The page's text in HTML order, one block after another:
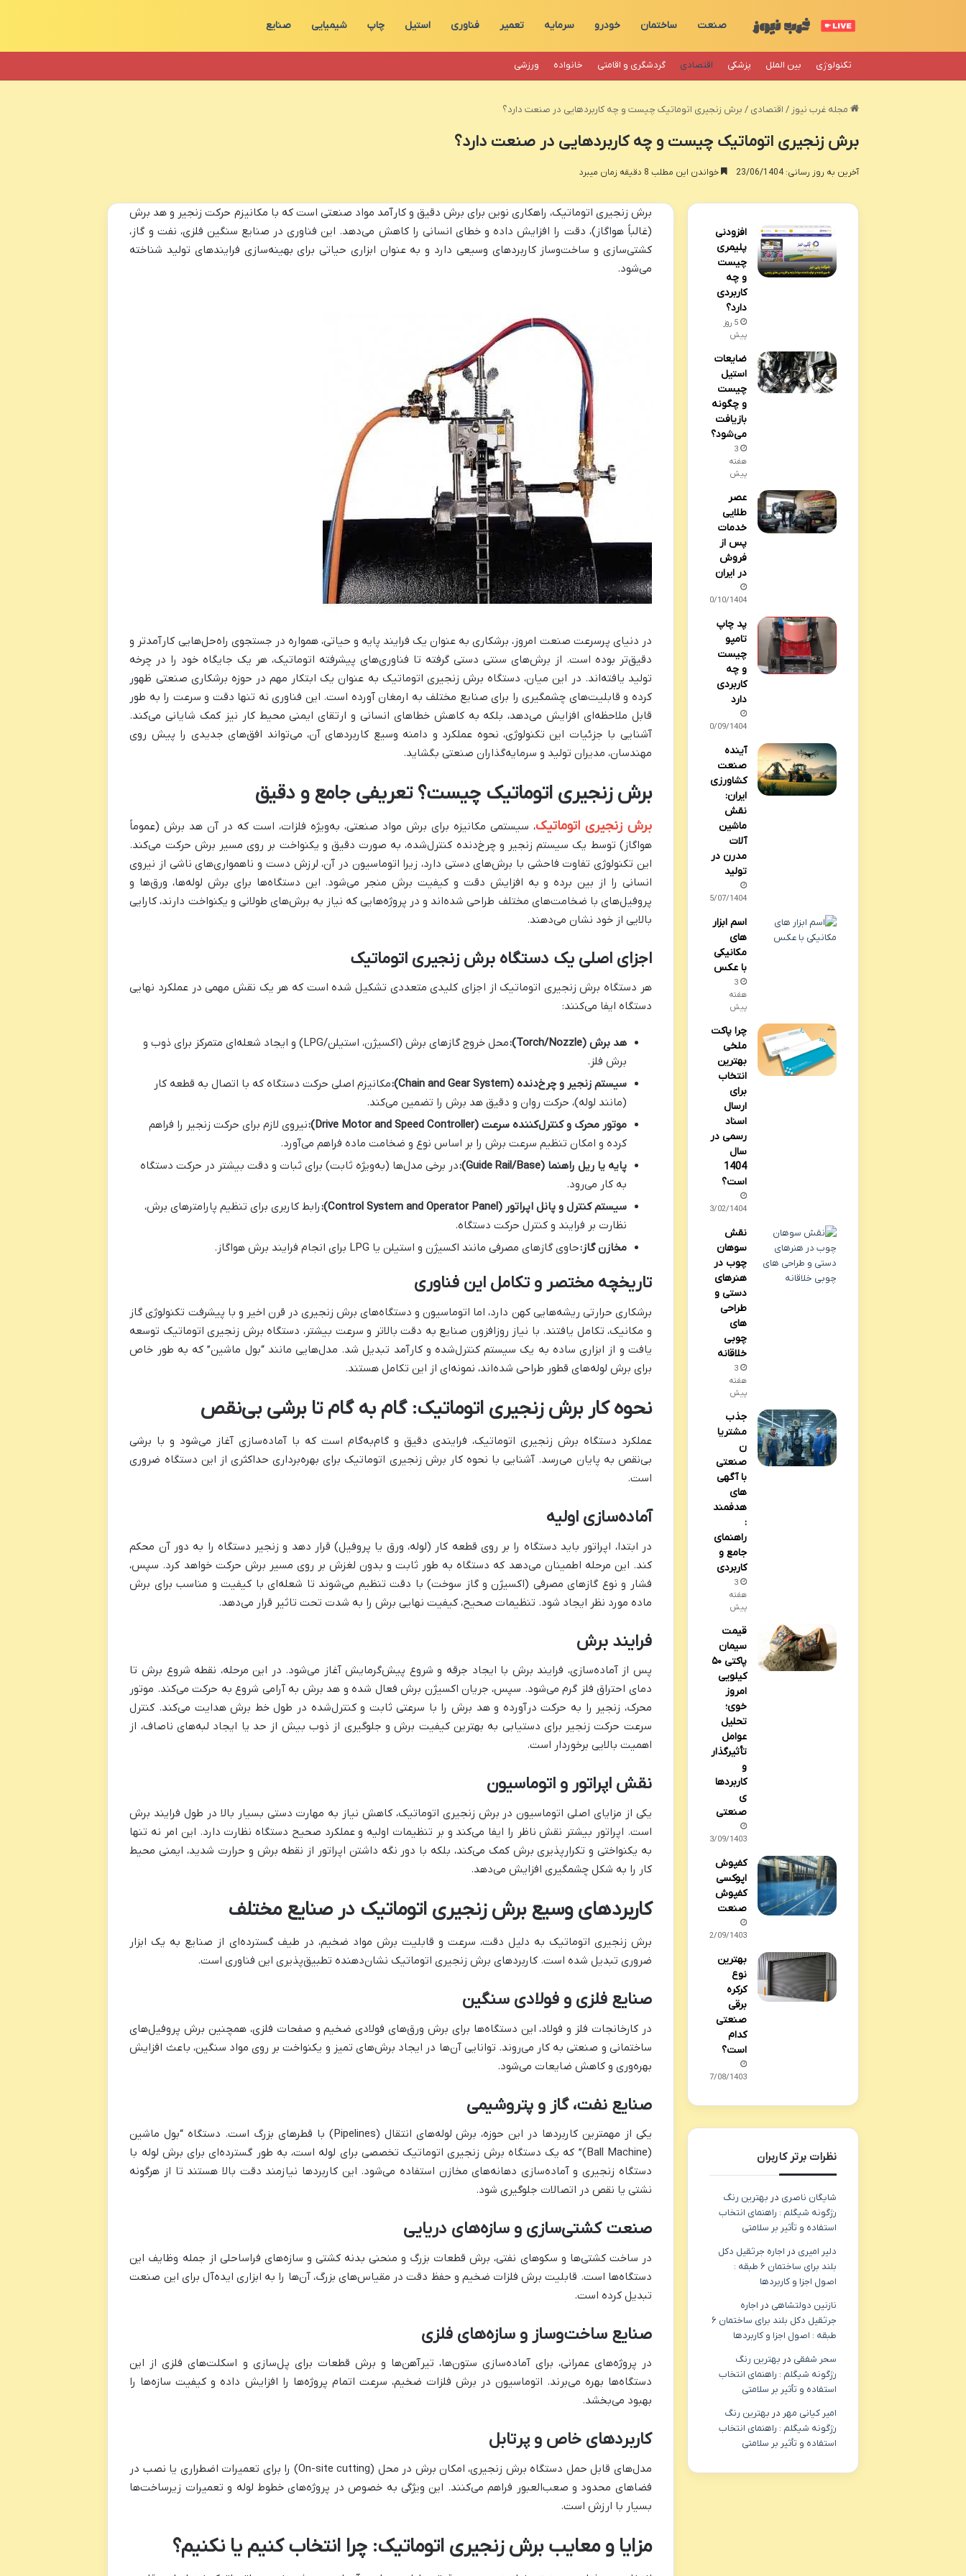
صنعت ساختمان خودرو سرمایه تعمیر فناوری استیل چاپ شیمیایی صنایع
تکنولوژی بین الملل پزشکی اقتصادی گردشگری و اقامتی خانواده ورزشی
مجله غرب نیوز / اقتصادی / برش زنجیری اتوماتیک چیست و چه کاربردهایی در صنعت دارد؟
برش زنجیری اتوماتیک چیست و چه کاربردهایی در صنعت دارد؟
آخرین به روز رسانی: 23/06/1404 خواندن این مطلب 8 دقیقه زمان میبرد
برش زنجیری اتوماتیک، راهکاری نوین برای برش دقیق و کارآمد مواد صنعتی است که با مکانیزم حرکت زنجیر و هد برش
(غالباً هواگاز)، دقت را افزایش داده و خطای انسانی را کاهش می‌دهد. این فناوری در صنایع سنگین فلزی، نفت و گاز،
کشتی‌سازی و ساخت‌وساز کاربردهای وسیعی دارد و به عنوان ابزاری حیاتی برای بهینه‌سازی فرایندهای تولید شناخته
می‌شود.
در دنیای پرسرعت صنعت امروز، برشکاری به عنوان یک فرایند پایه و حیاتی، همواره در جستجوی راه‌حل‌هایی کارآمدتر و
دقیق‌تر بوده است. از برش‌های سنتی دستی گرفته تا فناوری‌های پیشرفته اتوماتیک، هر یک جایگاه خود را در چرخه
تولید یافته‌اند. در این میان، دستگاه برش زنجیری اتوماتیک به عنوان یک ابتکار مهم در حوزه برشکاری صنعتی ظهور
کرده و قابلیت‌های چشمگیری را برای صنایع مختلف به ارمغان آورده است. این فناوری نه تنها دقت و سرعت را به طور
قابل ملاحظه‌ای افزایش می‌دهد، بلکه به کاهش خطاهای انسانی و ارتقای ایمنی محیط کار نیز کمک شایانی می‌کند.
آشنایی با جزئیات این تکنولوژی، نحوه عملکرد و دامنه وسیع کاربردهای آن، می‌تواند افق‌های جدیدی را پیش روی
مهندسان، مدیران تولید و سرمایه‌گذاران صنعتی بگشاید.
برش زنجیری اتوماتیک چیست؟ تعریفی جامع و دقیق
برش زنجیری اتوماتیک، سیستمی مکانیزه برای برش مواد صنعتی، به‌ویژه فلزات، است که در آن هد برش (عموماً
هواگاز) توسط یک سیستم زنجیر و چرخ‌دنده کنترل‌شده، به صورت دقیق و یکنواخت بر روی مسیر برش حرکت می‌کند.
این تکنولوژی تفاوت فاحشی با برش‌های دستی دارد، زیرا اتوماسیون در آن، لرزش دست و ناهمواری‌های ناشی از نیروی
انسانی را از بین برده و به افزایش دقت و کیفیت برش منجر می‌شود. این دستگاه‌ها برای برش لوله‌ها، ورق‌ها و
پروفیل‌های با ضخامت‌های مختلف طراحی شده‌اند و در پروژه‌هایی که نیاز به برش‌های طولانی و یکنواخت دارند، کارایی
بالایی از خود نشان می‌دهند.
اجزای اصلی یک دستگاه برش زنجیری اتوماتیک
هر دستگاه برش زنجیری اتوماتیک از اجزای کلیدی متعددی تشکیل شده است که هر یک نقش مهمی در عملکرد نهایی
دستگاه ایفا می‌کنند:
هد برش (Torch/Nozzle):
محل خروج گازهای برش (اکسیژن، استیلن/LPG) و ایجاد شعله‌ای متمرکز برای ذوب و
برش فلز.
سیستم زنجیر و چرخ‌دنده (Chain and Gear System):
مکانیزم اصلی حرکت دستگاه که با اتصال به قطعه کار
(مانند لوله)، حرکت روان و دقیق هد برش را تضمین می‌کند.
موتور محرک و کنترل‌کننده سرعت (Drive Motor and Speed Controller):
نیروی لازم برای حرکت زنجیر را فراهم
کرده و امکان تنظیم سرعت برش را بر اساس نوع و ضخامت ماده فراهم می‌آورد.
پایه یا ریل راهنما (Guide Rail/Base):
در برخی مدل‌ها (به‌ویژه ثابت) برای ثبات و دقت بیشتر در حرکت دستگاه
به کار می‌رود.
سیستم کنترل و پانل اپراتور (Control System and Operator Panel):
رابط کاربری برای تنظیم پارامترهای برش،
نظارت بر فرایند و کنترل حرکت دستگاه.
مخازن گاز:حاوی گازهای مصرفی مانند اکسیژن و استیلن یا LPG برای انجام فرایند برش هواگاز.
تاریخچه مختصر و تکامل این فناوری
برشکاری حرارتی ریشه‌هایی کهن دارد، اما اتوماسیون و دستگاه‌های برش زنجیری در قرن اخیر و با پیشرفت تکنولوژی گاز
و مکانیک، تکامل یافتند. با نیاز روزافزون صنایع به دقت بالاتر و سرعت بیشتر، دستگاه برش زنجیری اتوماتیک توسعه
یافت و از ابزاری ساده به یک سیستم کنترل‌شده و کارآمد تبدیل شد. مدل‌هایی مانند “بول ماشین” که به طور خاص
برای برش لوله‌های قطور طراحی شده‌اند، نمونه‌ای از این تکامل هستند.
نحوه کار برش زنجیری اتوماتیک: گام به گام تا برشی بی‌نقص
عملکرد دستگاه برش زنجیری اتوماتیک، فرایندی دقیق و گام‌به‌گام است که با آماده‌سازی آغاز می‌شود و با برشی
بی‌نقص به پایان می‌رسد. آشنایی با نحوه کار برش زنجیری اتوماتیک برای بهره‌برداری حداکثری از این دستگاه ضروری
است.
آماده‌سازی اولیه
در ابتدا، اپراتور باید دستگاه را بر روی قطعه کار (لوله، ورق یا پروفیل) قرار دهد و زنجیر دستگاه را به دور آن محکم
کند. این مرحله اطمینان می‌دهد که دستگاه به طور ثابت و بدون لغزش بر روی مسیر برش حرکت خواهد کرد. سپس،
فشار و نوع گازهای مصرفی (اکسیژن و گاز سوخت) با دقت تنظیم می‌شوند تا شعله‌ای با کیفیت و مناسب برای برش
ماده مورد نظر ایجاد شود. تنظیمات صحیح، کیفیت نهایی برش را به شدت تحت تاثیر قرار می‌دهد.
فرایند برش
پس از آماده‌سازی، فرایند برش با ایجاد جرقه و شروع پیش‌گرمایش آغاز می‌شود. در این مرحله، نقطه شروع برش تا
دمای احتراق فلز گرم می‌شود. سپس، جریان اکسیژن برش فعال شده و هد برش به آرامی شروع به حرکت می‌کند. موتور
محرک، زنجیر را به حرکت درآورده و هد برش را با سرعتی ثابت و کنترل‌شده در طول خط برش هدایت می‌کند. کنترل
سرعت حرکت زنجیر برای دستیابی به بهترین کیفیت برش و جلوگیری از ذوب بیش از حد یا ایجاد لبه‌های ناصاف، از
اهمیت بالایی برخوردار است.
نقش اپراتور و اتوماسیون
یکی از مزایای اصلی اتوماسیون در برش زنجیری اتوماتیک، کاهش نیاز به مهارت دستی بسیار بالا در طول فرایند برش
است. اپراتور بیشتر نقش ناظر را ایفا می‌کند و بر تنظیمات اولیه و عملکرد صحیح دستگاه نظارت دارد. این امر نه تنها
به یکنواختی و تکرارپذیری برش کمک می‌کند، بلکه با دور نگه داشتن اپراتور از نقطه برش و حرارت شدید، ایمنی محیط
کار را به شکل چشمگیری افزایش می‌دهد.
کاربردهای وسیع برش زنجیری اتوماتیک در صنایع مختلف
برش زنجیری اتوماتیک به دلیل دقت، سرعت و قابلیت برش مواد ضخیم، در طیف گسترده‌ای از صنایع به یک ابزار
ضروری تبدیل شده است. کاربردهای برش زنجیری اتوماتیک نشان‌دهنده تطبیق‌پذیری این فناوری است.
صنایع فلزی و فولادی سنگین
در کارخانجات فلز و فولاد، این دستگاه‌ها برای برش ورق‌های فولادی ضخیم و صفحات فلزی، همچنین برش پروفیل‌های
ساختمانی و صنعتی به کار می‌روند. توانایی آن‌ها در ایجاد برش‌های تمیز و یکنواخت بر روی مواد سنگین، باعث افزایش
بهره‌وری و کاهش ضایعات می‌شود.
صنایع نفت، گاز و پتروشیمی
یکی از مهمترین کاربردها در این حوزه، برش لوله‌های انتقال (Pipelines) با قطرهای بزرگ است. دستگاه “بول ماشین
(Ball Machine)” که یک دستگاه برش زنجیری اتوماتیک تخصصی برای لوله است، به طور گسترده‌ای برای برش لوله با
دستگاه زنجیری و آماده‌سازی دهانه‌های مخازن استفاده می‌شود. این کاربردها نیازمند دقت بالا هستند تا از هرگونه
نشتی یا نقص در اتصالات جلوگیری شود.
صنعت کشتی‌سازی و سازه‌های دریایی
در ساخت کشتی‌ها و سکوهای نفتی، برش قطعات بزرگ و منحنی بدنه کشتی و سازه‌های فراساحلی از جمله وظایف این
دستگاه‌ها است. قابلیت برش فلزات ضخیم و حفظ دقت در مقیاس‌های بزرگ، آن‌ها را به ابزاری ایده‌آل برای این صنعت
تبدیل کرده است.
صنایع ساخت‌وساز و سازه‌های فلزی
در پروژه‌های عمرانی، برای آماده‌سازی ستون‌ها، تیرآهن‌ها و برش قطعات برای پل‌سازی و اسکلت‌های فلزی از این
دستگاه‌ها بهره می‌برند. اتوماسیون در برش فلزات ضخیم، سرعت اتمام پروژه‌ها را افزایش داده و کیفیت سازه‌ها را
بهبود می‌بخشد.
کاربردهای خاص و پرتابل
مدل‌های قابل حمل دستگاه برش زنجیری، امکان برش در محل (On-site cutting) را برای تعمیرات اضطراری یا نصب در
فضاهای محدود و صعب‌العبور فراهم می‌کنند. این ویژگی به خصوص در پروژه‌های خطوط لوله و تعمیرات زیرساخت‌ها
بسیار با ارزش است.
مزایا و معایب برش زنجیری اتوماتیک: چرا انتخاب کنیم یا نکنیم؟
افزودنی
پلیمری
چیست
و چه
کاربردی
دارد؟
5 روز
پیش
ضایعات
استیل
چیست
و چگونه
بازیافت
می‌شود؟
3
هفته
پیش
عصر
طلایی
خدمات
پس از
فروش
در ایران
10/10/1404
پد چاپ
تامپو
چیست
و چه
کاربردی
دارد
10/09/1404
آینده
صنعت
کشاورزی
ایران:
نقش
ماشین
آلات
مدرن در
تولید
25/07/1404
اسم ابزار
های
مکانیکی
با عکس
3
هفته
پیش
چرا پاکت
ملخی
بهترین
انتخاب
برای
ارسال
اسناد
رسمی در
سال
1404
است؟
23/02/1404
نقش
سوهان
چوب در
هنرهای
دستی و
طراحی
های
چوبی
خلاقانه
3
هفته
پیش
جذب
مشتریا
ن
صنعتی
با آگهی
های
هدفمند
:
راهنمای
جامع و
کاربردی
3
هفته
پیش
قیمت
سیمان
پاکتی ۵۰
کیلویی
امروز
خوی؛
تحلیل
عوامل
تأثیرگذار
و
کاربردها
ی
صنعتی
23/09/1403
کفپوش
اپوکسی
کفپوش
صنعت
12/09/1403
بهترین
نوع
کرکره
برقی
صنعتی
کدام
است؟
07/08/1403
نظرات برتر کاربران
شایگان ناصری در بهترین رنگ
رژگونه شیگلم : راهنمای انتخاب
استفاده و تأثیر بر سلامتی
دلیر امیری در اجاره جرثقیل دکل
بلند برای ساختمان ۶ طبقه :
اصول اجزا و کاربردها
نازنین دولتشاهی در اجاره
جرثقیل دکل بلند برای ساختمان ۶
طبقه : اصول اجزا و کاربردها
سحر شفقی در بهترین رنگ
رژگونه شیگلم : راهنمای انتخاب
استفاده و تأثیر بر سلامتی
امیر کیانی مهر در بهترین رنگ
رژگونه شیگلم : راهنمای انتخاب
استفاده و تأثیر بر سلامتی